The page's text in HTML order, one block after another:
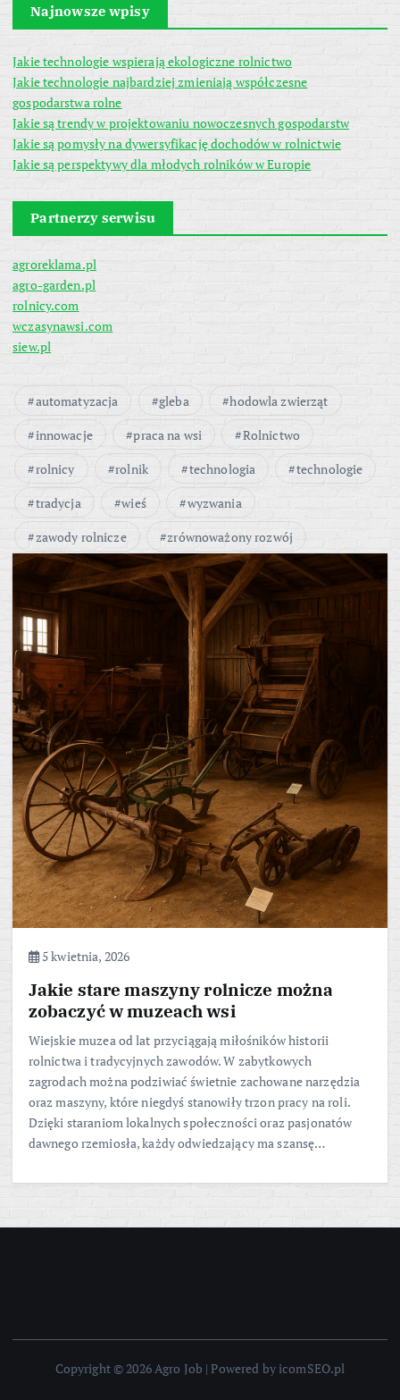
Najnowsze wpisy
Jakie technologie wspierają ekologiczne rolnictwo
Jakie technologie najbardziej zmieniają współczesne
gospodarstwa rolne
Jakie są trendy w projektowaniu nowoczesnych gospodarstw
Jakie są pomysły na dywersyfikację dochodów w rolnictwie
Jakie są perspektywy dla młodych rolników w Europie
Partnerzy serwisu
agroreklama.pl
agro-garden.pl
rolnicy.com
wczasynawsi.com
siew.pl
automatyzacja gleba
hodowla zwierząt
innowacje
praca na wsi
Rolnictwo
rolnicy
rolnik technologia
technologie
tradycja
wieś
wyzwania
zawody rolnicze
zrównoważony rozwój
5 kwietnia, 2026
Jakie stare maszyny rolnicze można
zobaczyć w muzeach wsi
Wiejskie muzea od lat przyciągają miłośników historii
rolnictwa i tradycyjnych zawodów. W zabytkowych
zagrodach można podziwiać świetnie zachowane narzędzia
oraz maszyny, które niegdyś stanowiły trzon pracy na roli.
Dzięki staraniom lokalnych społeczności oraz pasjonatów
dawnego rzemiosła, każdy odwiedzający ma szansę…
Copyright © 2026 Agro Job | Powered by icomSEO.pl